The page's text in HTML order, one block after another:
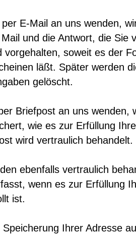
E-Mail an uns wenden,
und die Antwort, die Sie
vorgehalten, soweit es der
läßt. Später werden
gelöscht.
Briefpost an uns wenden,
wie es zur Erfüllung
wird vertraulich behandelt.
ebenfalls vertraulich
wenn es zur Erfüllung
ist.
Speicherung Ihrer Adresse